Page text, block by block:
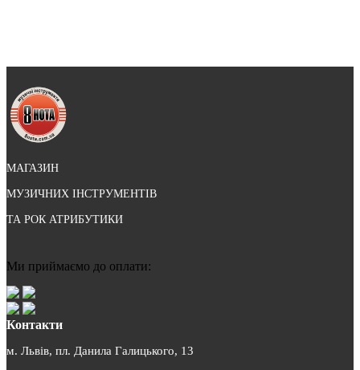
МАГАЗИН
МУЗИЧНИХ ІНСТРУМЕНТІВ
ТА РОК АТРИБУТИКИ
Ми приймаємо до оплати:
Контакти
м. Львів, пл. Данила Галицького, 13